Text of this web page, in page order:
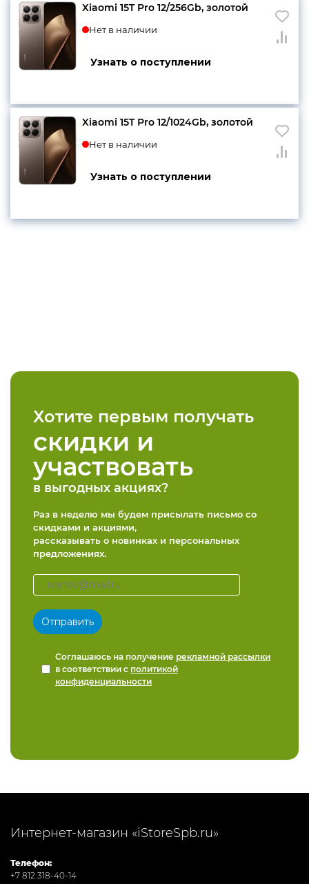
Xiaomi 15T Pro 12/256Gb, золотой
Нет в наличии
Узнать о поступлении
Xiaomi 15T Pro 12/1024Gb, золотой
Нет в наличии
Узнать о поступлении
Хотите первым получать
скидки и
участвовать
в выгодных акциях?
Раз в неделю мы будем присылать письмо со
скидками и акциями,
рассказывать о новинках и персональных
предложениях.
Соглашаюсь на получение рекламной рассылки
в соответствии с политикой
конфиденциальности
Интернет-магазин «iStoreSpb.ru»
Телефон:
+7 812 318-40-14